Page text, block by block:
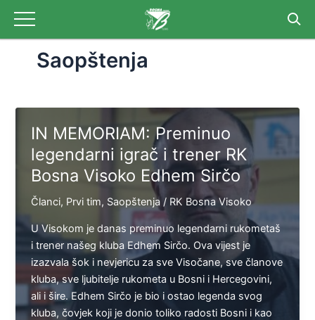
content
Saopštenja
IN MEMORIAM: Preminuo
legendarni igrač i trener RK
Bosna Visoko Edhem Sirčo
Članci, Prvi tim, Saopštenja / RK Bosna Visoko
U Visokom je danas preminuo legendarni rukometaš
i trener našeg kluba Edhem Sirčo. Ova vijest je
izazvala šok i nevjericu za sve Visočane, sve članove
kluba, sve ljubitelje rukometa u Bosni i Hercegovini,
ali i šire. Edhem Sirčo je bio i ostao legenda svog
kluba, čovjek koji je donio toliko radosti Bosni i kao
pagination